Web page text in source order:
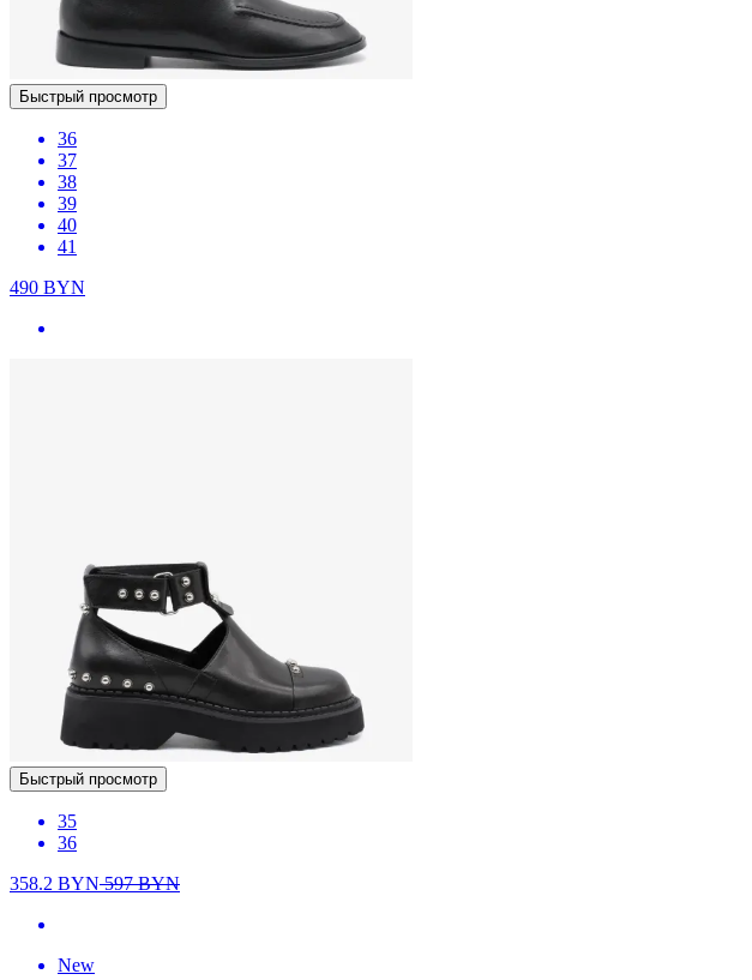
Быстрый просмотр
36
37
38
39
40
41
490 BYN
Быстрый просмотр
35
36
358.2 BYN597BYN
New